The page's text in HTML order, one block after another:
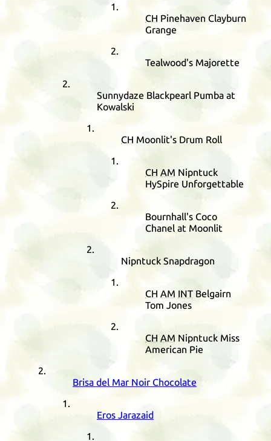
CH Pinehaven Clayburn
Grange
Tealwood's Majorette
Sunnydaze Blackpearl Pumba at
Kowalski
CH Moonlit's Drum Roll
CH AM Nipntuck
HySpire Unforgettable
Bournhall's Coco
Chanel at Moonlit
Nipntuck Snapdragon
CH AM INT Belgairn
Tom Jones
CH AM Nipntuck Miss
American Pie
Brisa del Mar Noir Chocolate
Eros Jarazaid